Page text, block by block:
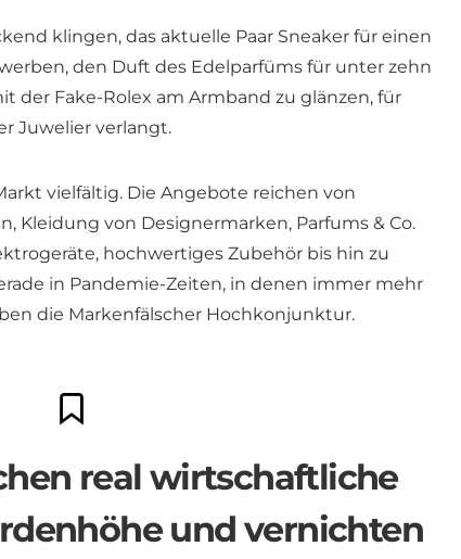
klingen, das aktuelle Paar Sneaker für einen
den Duft des Edelparfüms für unter zehn
der Fake-Rolex am Armband zu glänzen, für
Juwelier verlangt.
vielfältig. Die Angebote reichen von
Kleidung von Designermarken, Parfums & Co.
hochwertiges Zubehör bis hin zu
in Pandemie-Zeiten, in denen immer mehr
die Markenfälscher Hochkonjunktur.
real wirtschaftliche
und vernichten